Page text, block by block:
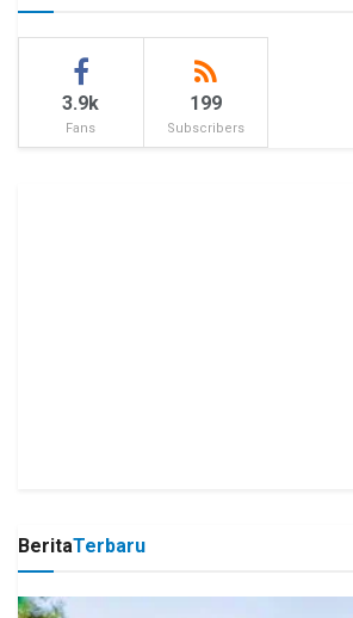
3.9k
Fans
199
Subscribers
BeritaTerbaru